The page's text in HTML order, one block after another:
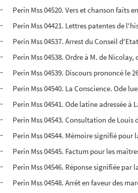
Perin Mss 04520. Vers et chanson faits
Perin Mss 04421. Lettres patentes de
Perin Mss 04537. Arrest du Conseil
Perin Mss 04538. Ordre à M. de
Perin Mss 04539. Discours prononcé le
Perin Mss 04540. La Conscience. Ode
Perin Mss 04541. Ode latine adressée
Perin Mss 04543. Consultation de
Perin Mss 04544. Mémoire signifié
Perin Mss 04545. Factum pour les
Perin Mss 04546. Réponse signifiée
Perin Mss 04548. Arrêt en faveur des